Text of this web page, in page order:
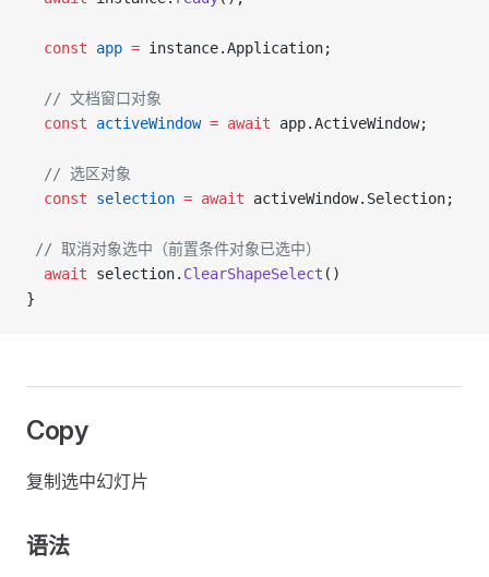
  const
app = instance.Application;
  // 文档窗口对象
  const
activeWindow = await app.ActiveWindow;
  // 选区对象
  const
selection = await activeWindow.Selection;
// 取消对象选中（前置条件对象已选中）
  await
selection. ClearShapeSelect ()
}
Copy
复制选中幻灯片
语法